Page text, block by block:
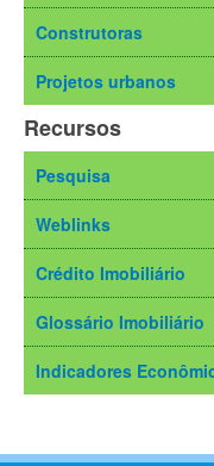
Construtoras
Projetos urbanos
Recursos
Pesquisa
Weblinks
Crédito Imobiliário
Glossário Imobiliário
Indicadores